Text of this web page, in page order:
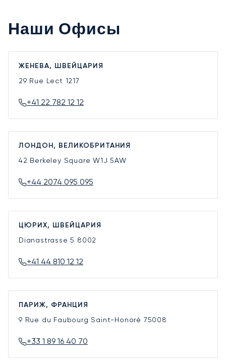
Наши Офисы
ЖЕНЕВА, ШВЕЙЦАРИЯ
29 Rue Lect 1217
+41 22 782 12 12
ЛОНДОН, ВЕЛИКОБРИТАНИЯ
42 Berkeley SquareW1J 5AW
+44 2074 095 095
ЦЮРИХ, ШВЕЙЦАРИЯ
Dianastrasse 5 8002
+41 44 810 12 12
ПАРИЖ, ФРАНЦИЯ
9 Rue du Faubourg Saint-Honoré 75008
+33 1 89 16 40 70